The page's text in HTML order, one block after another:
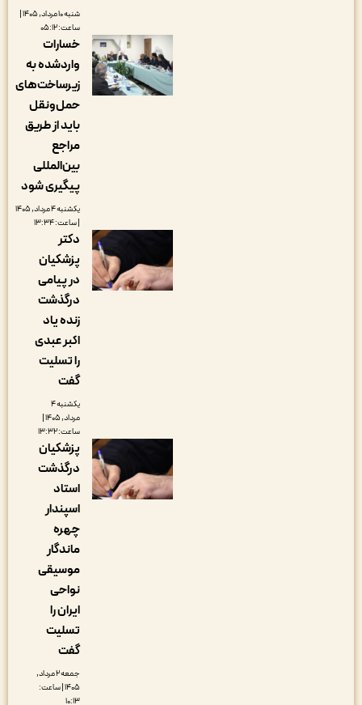
شنبه ۱۰ مرداد, ۱۴۰۵ |
خسارات
واردشده به
زیرساخت‌های
حمل‌ونقل
باید از طریق
بین‌المللی
پیگیری شود
یکشنبه ۴ مرداد, ۱۴۰۵
دکتر
پزشکیان
در پیامی
درگذشت
زنده یاد
اکبر عبدی
را تسلیت
مرداد, ۱۴۰۵ |
پزشکیان
درگذشت
استاد
موسیقی
جمعه ۲ مرداد,
۱۴۰۵ | ساعت: